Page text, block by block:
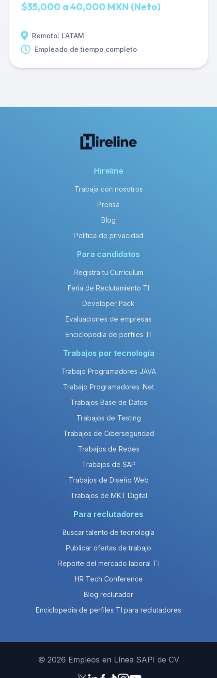
$35,000 a 40,000 MXN (Neto)
Remoto: LATAM
Empleado de tiempo completo
Hireline
Trabaja con nosotros
Prensa
Blog
Política de privacidad
Para candidatos
Registra tu Currículum
Feria de Reclutamiento TI
Developer Pack
Evaluaciones de empresas
Enciclopedia de perfiles TI
Trabajos por tecnología
Trabajo Programadores JAVA
Trabajo Programadores .Net
Trabajos Base de Datos
Trabajos de Testing
Trabajos de Ciberseguridad
Trabajos de Redes
Trabajos de SAP
Trabajos de Diseño Web
Trabajos de MKT Digital
Para reclutadores
Buscar talento de tecnología
Publicar ofertas de trabajo
Reporte del mercado laboral TI
HR Tech Conference
Blog reclutador
Enciclopedia de perfiles TI para reclutadores
© 2026 Empleos en Línea SAPI de CV